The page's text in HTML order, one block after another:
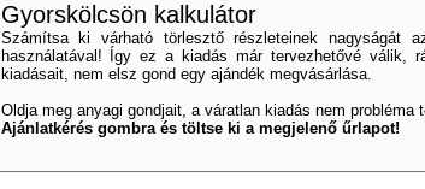
Gyorskölcsön kalkulátor
Számítsa ki várható törlesztő részleteinek nagyságát
használatával! Így ez a kiadás már tervezhetővé válik,
kiadásait, nem elsz gond egy ajándék megvásárlása.
Oldja meg anyagi gondjait, a váratlan kiadás nem probléma
Ajánlatkérés gombra és töltse ki a megjelenő űrlapot!